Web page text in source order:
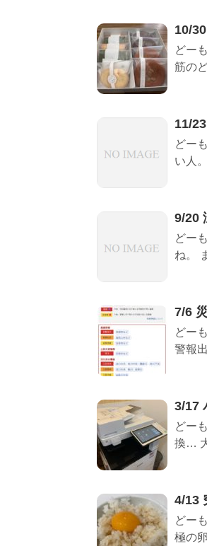
10/
どー
筋の
11/
どー
い人
9/20
どー
ね。
7/6
どー
警報
3/17
どー
換…
4/13
どー
極の